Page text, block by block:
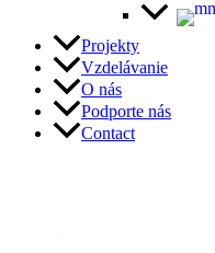
Projekty
Vzdelávanie
O nás
Podporte nás
Contact